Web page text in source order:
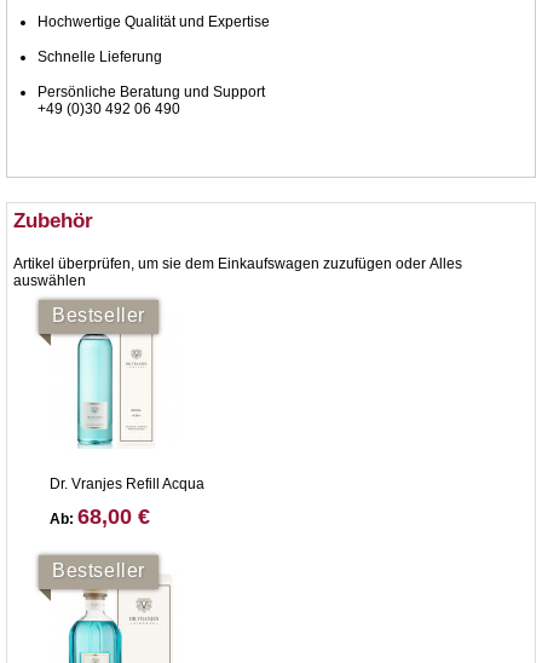
Hochwertige Qualität und Expertise
Schnelle Lieferung
Persönliche Beratung und Support
+49 (0)30 492 06 490
Zubehör
Artikel überprüfen, um sie dem Einkaufswagen zuzufügen oder Alles
auswählen
Bestseller
Dr. Vranjes Refill Acqua
Ab: 68,00 €
Bestseller